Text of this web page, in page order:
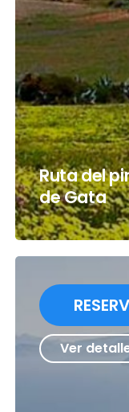
Ruta del
de Gata
Ver